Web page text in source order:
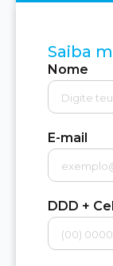
Saiba
Nome
E-mail
DDD +